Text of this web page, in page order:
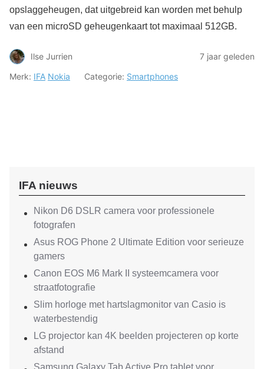
opslaggeheugen, dat uitgebreid kan worden met behulp
van een microSD geheugenkaart tot maximaal 512GB.
Ilse Jurrien
7 jaar geleden
Merk: IFA Nokia Categorie: Smartphones
IFA nieuws
Nikon D6 DSLR camera voor professionele
fotografen
Asus ROG Phone 2 Ultimate Edition voor serieuze
gamers
Canon EOS M6 Mark II systeemcamera voor
straatfotografie
Slim horloge met hartslagmonitor van Casio is
waterbestendig
LG projector kan 4K beelden projecteren op korte
afstand